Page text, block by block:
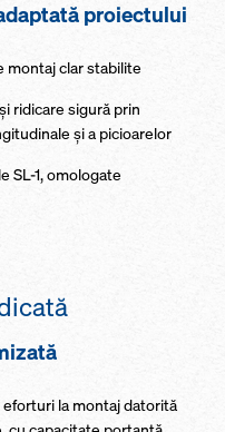
proiectului
montaj clar stabilite
ridicare sigură prin
şi a picioarelor
SL-1, omologate
la montaj datorită